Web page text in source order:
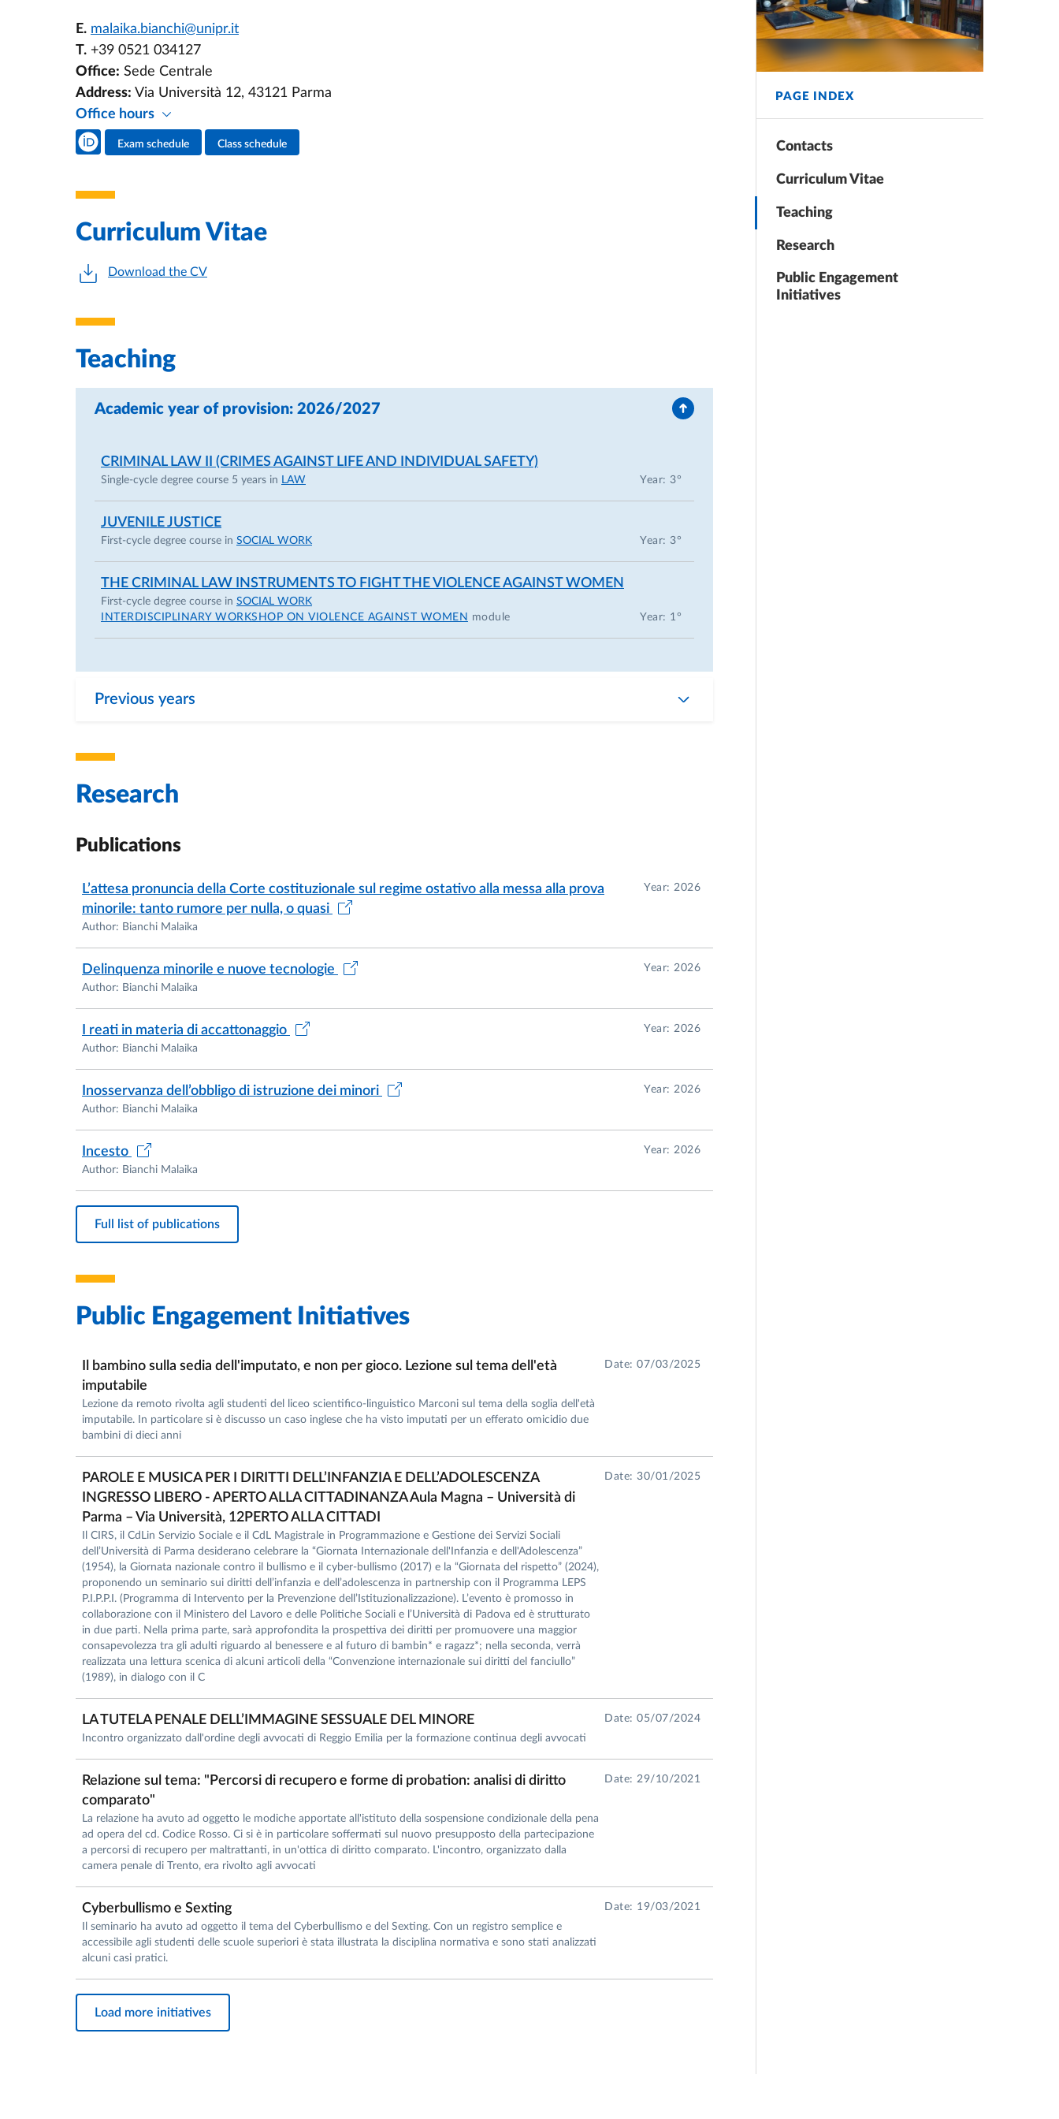
PAGE INDEX
Contacts
Curriculum Vitae
Teaching
Research
Public Engagement
Initiatives
E. malaika.bianchi@unipr.it
T. +39 0521 034127
Office: Sede Centrale
Address: Via Università 12, 43121 Parma
Office hours
Teacher's social media
Exam schedule Class schedule
Curriculum Vitae
Download the CV
Teaching
Academic year of provision: 2026/2027
CRIMINAL LAW II (CRIMES AGAINST LIFE AND INDIVIDUAL SAFETY)
Single-cycle degree course 5 years in LAW Year: 3°
JUVENILE JUSTICE
First-cycle degree course in SOCIAL WORK Year: 3°
THE CRIMINAL LAW INSTRUMENTS TO FIGHT THE VIOLENCE AGAINST WOMEN
First-cycle degree course in SOCIAL WORK
INTERDISCIPLINARY WORKSHOP ON VIOLENCE AGAINST WOMEN module Year: 1°
Previous years
Research
Publications
L’attesa pronuncia della Corte costituzionale sul regime ostativo alla messa alla prova
minorile: tanto rumore per nulla, o quasi
Author: Bianchi Malaika
Year: 2026
Delinquenza minorile e nuove tecnologie
Author: Bianchi Malaika
Year: 2026
I reati in materia di accattonaggio
Author: Bianchi Malaika
Year: 2026
Inosservanza dell’obbligo di istruzione dei minori
Author: Bianchi Malaika
Year: 2026
Incesto
Author: Bianchi Malaika
Year: 2026
Full list of publications
Public Engagement Initiatives
Il bambino sulla sedia dell'imputato, e non per gioco. Lezione sul tema dell'età
imputabile
Lezione da remoto rivolta agli studenti del liceo scientifico-linguistico Marconi sul tema della soglia dell'età
imputabile. In particolare si è discusso un caso inglese che ha visto imputati per un efferato omicidio due
bambini di dieci anni
Date: 07/03/2025
PAROLE E MUSICA PER I DIRITTI DELL’INFANZIA E DELL’ADOLESCENZA
INGRESSO LIBERO - APERTO ALLA CITTADINANZA Aula Magna – Università di
Parma – Via Università, 12PERTO ALLA CITTADI
Il CIRS, il CdLin Servizio Sociale e il CdL Magistrale in Programmazione e Gestione dei Servizi Sociali
dell’Università di Parma desiderano celebrare la “Giornata Internazionale dell'Infanzia e dell'Adolescenza”
(1954), la Giornata nazionale contro il bullismo e il cyber-bullismo (2017) e la “Giornata del rispetto” (2024),
proponendo un seminario sui diritti dell’infanzia e dell’adolescenza in partnership con il Programma LEPS
P.I.P.P.I. (Programma di Intervento per la Prevenzione dell’Istituzionalizzazione). L’evento è promosso in
collaborazione con il Ministero del Lavoro e delle Politiche Sociali e l’Università di Padova ed è strutturato
in due parti. Nella prima parte, sarà approfondita la prospettiva dei diritti per promuovere una maggior
consapevolezza tra gli adulti riguardo al benessere e al futuro di bambin* e ragazz*; nella seconda, verrà
realizzata una lettura scenica di alcuni articoli della “Convenzione internazionale sui diritti del fanciullo”
(1989), in dialogo con il C
Date: 30/01/2025
LA TUTELA PENALE DELL’IMMAGINE SESSUALE DEL MINORE
Incontro organizzato dall'ordine degli avvocati di Reggio Emilia per la formazione continua degli avvocati
Date: 05/07/2024
Relazione sul tema: "Percorsi di recupero e forme di probation: analisi di diritto
comparato"
La relazione ha avuto ad oggetto le modiche apportate all'istituto della sospensione condizionale della pena
ad opera del cd. Codice Rosso. Ci si è in particolare soffermati sul nuovo presupposto della partecipazione
a percorsi di recupero per maltrattanti, in un'ottica di diritto comparato. L'incontro, organizzato dalla
camera penale di Trento, era rivolto agli avvocati
Date: 29/10/2021
Cyberbullismo e Sexting
Il seminario ha avuto ad oggetto il tema del Cyberbullismo e del Sexting. Con un registro semplice e
accessibile agli studenti delle scuole superiori è stata illustrata la disciplina normativa e sono stati analizzati
alcuni casi pratici.
Date: 19/03/2021
Load more initiatives